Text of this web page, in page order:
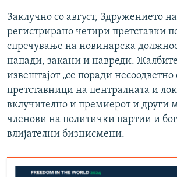
Заклучно со август, Здружението
регистрирано четири претставки
спречување на новинарска
напади, закани и навреди.
извештајот „се поради
претставници на централната и
вклучително и премиерот и други
членови на политички партии и
влијателни бизнисмени.